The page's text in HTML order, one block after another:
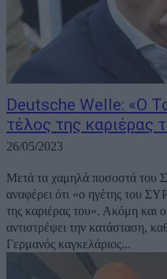
Deutsche Welle: «Ο
τέλος της καριέρας
26/05/2023
Μετά τα χαμηλά ποσοστά του
αναφέρει ότι «ο ηγέτης του
της καριέρας του». Ακόμη
αντιστρέψει την κατάσταση,
Γερμανός καγκελάριος...